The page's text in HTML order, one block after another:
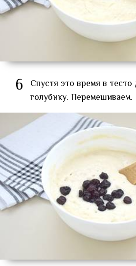
6
Спустя это время в
голубику. Перемешиваем.